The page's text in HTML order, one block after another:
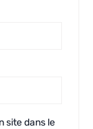
site dans le